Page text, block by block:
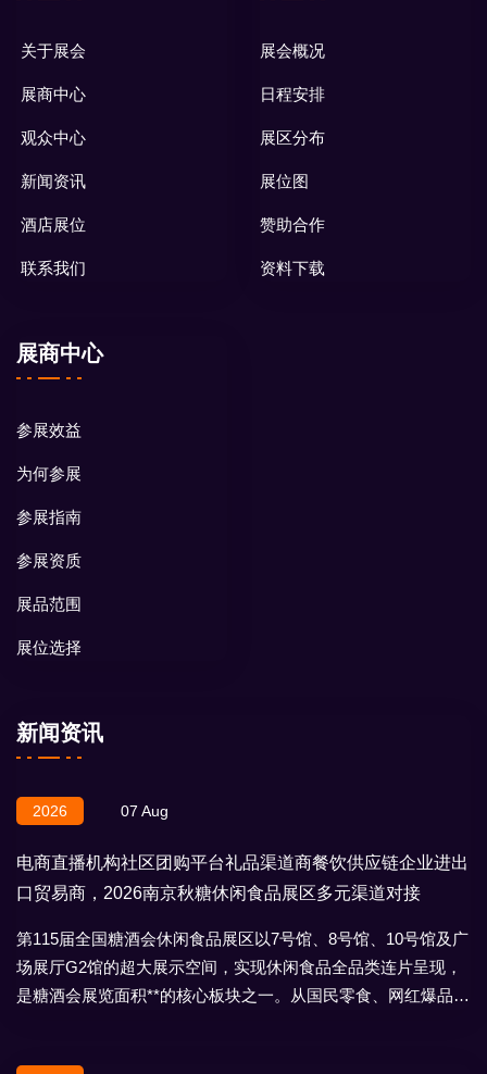
关于展会
展商中心
观众中心
新闻资讯
酒店展位
联系我们
展会概况
日程安排
展区分布
展位图
赞助合作
资料下载
展商中心
参展效益
为何参展
参展指南
参展资质
展品范围
展位选择
新闻资讯
2026 07 Aug
电商直播机构社区团购平台礼品渠道商餐饮供应链企业进出
口贸易商，2026南京秋糖休闲食品展区多元渠道对接
第115届全国糖酒会休闲食品展区以7号馆、8号馆、10号馆及广
场展厅G2馆的超大展示空间，实现休闲食品全品类连片呈现，
是糖酒会展览面积**的核心板块之一。从国民零食、网红爆品到